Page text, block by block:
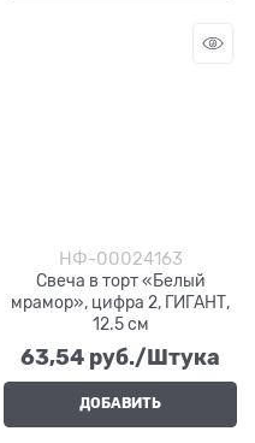
НФ-00024163
Свеча в торт «Белый
мрамор», цифра 2, ГИГАНТ,
12.5 см
63,54 руб./Штука
ДОБАВИТЬ